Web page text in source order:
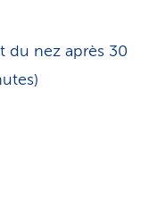
du nez après 30